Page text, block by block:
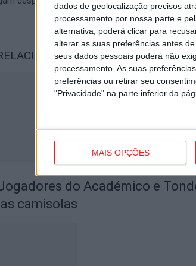
dados de geolocalização precisos
processamento por nossa parte e
alternativa, poderá clicar para
alterar as suas preferências antes
seus dados pessoais poderá não
processamento. As suas
preferências ou retirar seu
"Privacidade" na parte inferior da
MAIS OPÇÕES
Mais do autor
do Académico e
camisolas